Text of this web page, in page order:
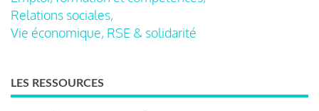
Relations sociales,
Vie économique, RSE & solidarité
LES RESSOURCES